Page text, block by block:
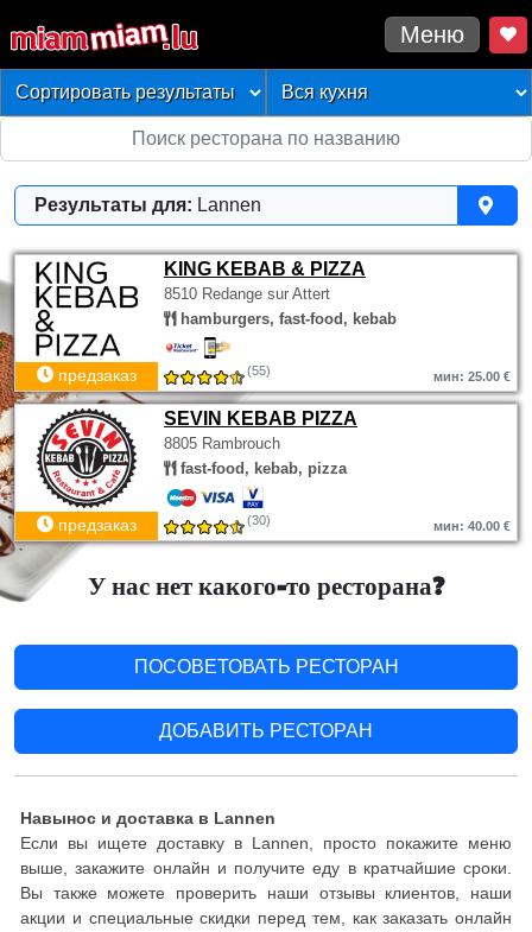
Меню
Результаты для: Lannen
KING KEBAB & PIZZA
8510 Redange sur Attert
hamburgers, fast-food, kebab
предзаказ (55) мин: 25.00 €
SEVIN KEBAB PIZZA
8805 Rambrouch
fast-food, kebab, pizza
предзаказ (30) мин: 40.00 €
У нас нет какого-то ресторана?
ПОСОВЕТОВАТЬ РЕСТОРАН
ДОБАВИТЬ РЕСТОРАН
Навынос и доставка в Lannen
Если вы ищете доставку в Lannen, просто покажите меню
выше, закажите онлайн и получите еду в кратчайшие сроки.
Вы также можете проверить наши отзывы клиентов, наши
акции и специальные скидки перед тем, как заказать онлайн